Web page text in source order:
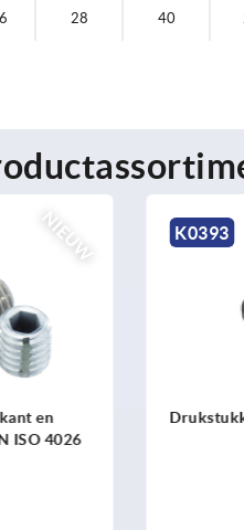
28 40
K0392